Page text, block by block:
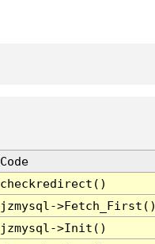
Code
checkredirect()
jzmysql-
jzmysql->Init()